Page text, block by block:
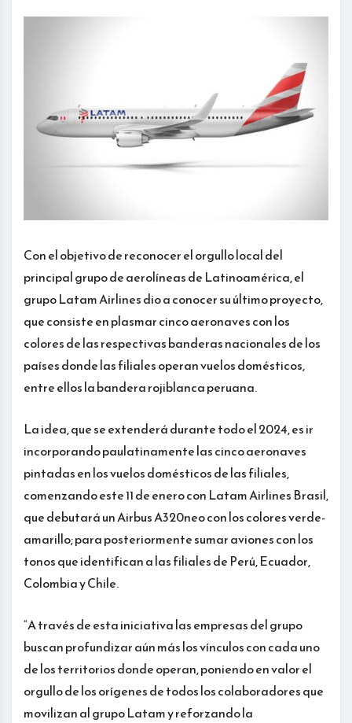
Con el objetivo de reconocer el orgullo local del
principal grupo de aerolíneas de Latinoamérica, el
grupo Latam Airlines dio a conocer su último proyecto,
que consiste en plasmar cinco aeronaves con los
colores de las respectivas banderas nacionales de los
países donde las filiales operan vuelos domésticos,
entre ellos la bandera rojiblanca peruana.
La idea, que se extenderá durante todo el 2024, es ir
incorporando paulatinamente las cinco aeronaves
pintadas en los vuelos domésticos de las filiales,
comenzando este 11 de enero con Latam Airlines Brasil,
que debutará un Airbus A320neo con los colores verde-
amarillo; para posteriormente sumar aviones con los
tonos que identifican a las filiales de Perú, Ecuador,
Colombia y Chile.
“A través de esta iniciativa las empresas del grupo
buscan profundizar aún más los vínculos con cada uno
de los territorios donde operan, poniendo en valor el
orgullo de los orígenes de todos los colaboradores que
movilizan al grupo Latam y reforzando la